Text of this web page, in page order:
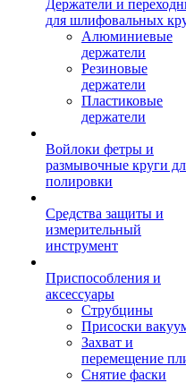
Держатели и
для шлифовальных
Алюминиевые
держатели
Резиновые
держатели
Пластиковые
держатели
Войлоки фетры и
размывочные круги
полировки
Средства защиты и
измерительный
инструмент
Приспособления и
аксессуары
Струбцины
Присоски
Захват и
перемещение
Снятие фаски